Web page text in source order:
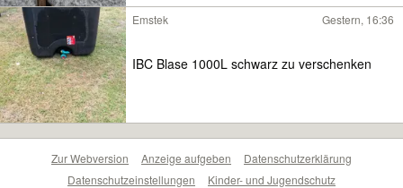
Emstek Gestern, 16:36
IBC Blase 1000L schwarz zu verschenken
Zur Webversion Anzeige aufgeben
Datenschutzerklärung
Datenschutzeinstellungen
Kinder- und Jugendschutz